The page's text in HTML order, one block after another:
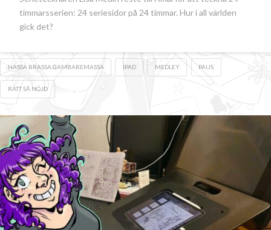
timmarsserien: 24 seriesidor på 24 timmar. Hur i all världen
gick det?
HASSA BRASSA GAMBAREMASSA IPAD MEDLEY PAUS
RÄTT SÅ NÖJD